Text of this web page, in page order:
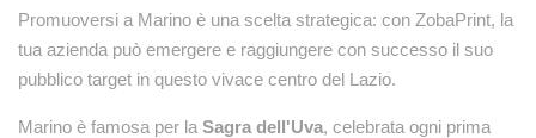
Promuoversi a Marino è una scelta strategica: con ZobaPrint, la
tua azienda può emergere e raggiungere con successo il suo
pubblico target in questo vivace centro del Lazio.
Marino è famosa per la Sagra dell'Uva, celebrata ogni prima